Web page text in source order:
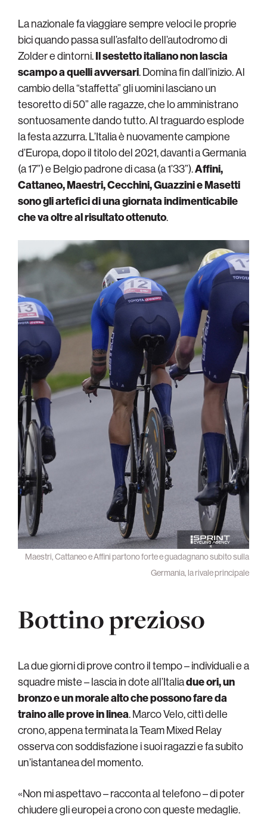
La nazionale fa viaggiare sempre veloci le proprie
bici quando passa sull’asfalto dell’autodromo di
Zolder e dintorni.Il sestetto italiano non lascia
scampo a quelli avversari. Domina fin dall’inizio. Al
cambio della “staffetta” gli uomini lasciano un
tesoretto di 50” alle ragazze, che lo amministrano
sontuosamente dando tutto. Al traguardo esplode
la festa azzurra. L’Italia è nuovamente campione
d’Europa, dopo il titolo del 2021, davanti a Germania
(a 17”) e Belgio padrone di casa (a 1’33”).Affini,
Cattaneo, Maestri, Cecchini, Guazzini e Masetti
sono gli artefici di una giornata indimenticabile
che va oltre al risultato ottenuto.
Maestri, Cattaneo e Affini partono forte e guadagnano subito sulla
Germania, la rivale principale
Bottino prezioso
La due giorni di prove contro il tempo – individuali e a
squadre miste – lascia in dote all’Italiadue ori, un
bronzo e un morale alto che possono fare da
traino alle prove in linea. Marco Velo, cittì delle
crono, appena terminata la Team Mixed Relay
osserva con soddisfazione i suoi ragazzi e fa subito
un’istantanea del momento.
«Non mi aspettavo – racconta al telefono – di poter
chiudere gli europei a crono con queste medaglie.